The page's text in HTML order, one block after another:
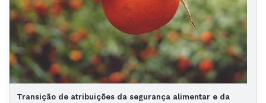
Transição de atribuições da segurança alimentar e da